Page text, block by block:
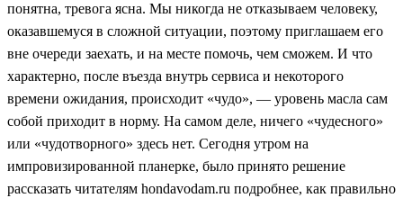
понятна, тревога ясна. Мы никогда не отказываем человеку,
оказавшемуся в сложной ситуации, поэтому приглашаем его
вне очереди заехать, и на месте помочь, чем сможем. И что
характерно, после въезда внутрь сервиса и некоторого
времени ожидания, происходит «чудо», — уровень масла сам
собой приходит в норму. На самом деле, ничего «чудесного»
или «чудотворного» здесь нет. Сегодня утром на
импровизированной планерке, было принято решение
рассказать читателям hondavodam.ru подробнее, как правильно